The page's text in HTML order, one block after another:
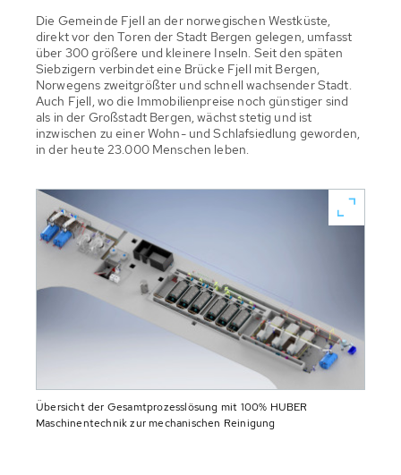
Die Gemeinde Fjell an der norwegischen Westküste,
direkt vor den Toren der Stadt Bergen gelegen, umfasst
über 300 größere und kleinere Inseln. Seit den späten
Siebzigern verbindet eine Brücke Fjell mit Bergen,
Norwegens zweitgrößter und schnell wachsender Stadt.
Auch Fjell, wo die Immobilienpreise noch günstiger sind
als in der Großstadt Bergen, wächst stetig und ist
inzwischen zu einer Wohn- und Schlafsiedlung geworden,
in der heute 23.000 Menschen leben.
Übersicht der Gesamtprozesslösung mit 100% HUBER
Maschinentechnik zur mechanischen Reinigung